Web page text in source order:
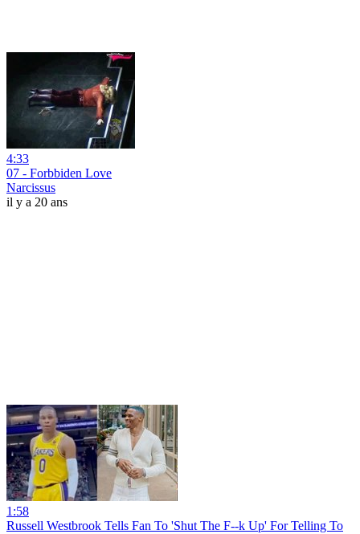
4:33
07 - Forbbiden Love
Narcissus
il y a 20 ans
1:58
Russell Westbrook Tells Fan To 'Shut The F--k Up' For Telling To